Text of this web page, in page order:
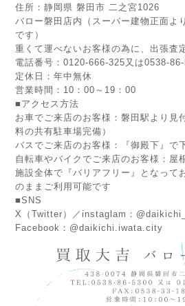
住所：静岡県 磐田市 二之宮1026
バロー磐田店内（スーパー建物正面よ
です）
重くて運べないお客様の為に、出張査
電話番号：0120-666-325又は0538-
定休日：年中無休
営業時間：10：00～19：00
■アクセス方法
お車でご来店のお客様：磐田駅より見
料の共有駐車場完備）
バスでご来店のお客様：『御殿下』で
自転車やバイクでご来店のお客様：屋
施設全体で『バリアフリー』となって
のままご利用可能です
■SNS
X（Twitter）／instaglam：
Facebook：@daikichi.iwata.city